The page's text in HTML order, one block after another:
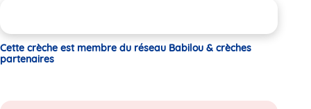
Cette crèche est membre du réseau Babilou & crèches
partenaires